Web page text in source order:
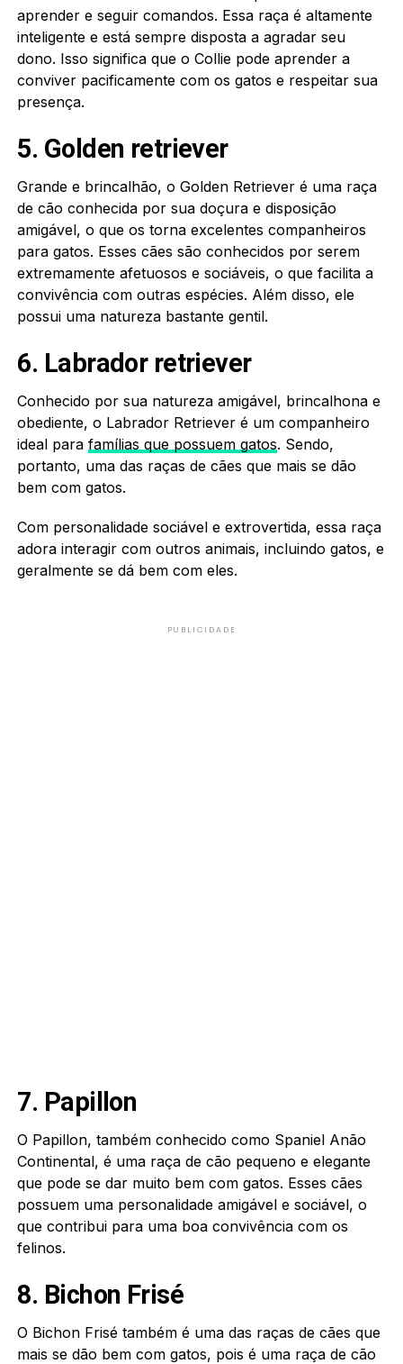
aprender e seguir comandos. Essa raça é altamente
inteligente e está sempre disposta a agradar seu
dono. Isso significa que o Collie pode aprender a
conviver pacificamente com os gatos e respeitar sua
presença.
5. Golden retriever
Grande e brincalhão, o Golden Retriever é uma raça
de cão conhecida por sua doçura e disposição
amigável, o que os torna excelentes companheiros
para gatos. Esses cães são conhecidos por serem
extremamente afetuosos e sociáveis, o que facilita a
convivência com outras espécies. Além disso, ele
possui uma natureza bastante gentil.
6. Labrador retriever
Conhecido por sua natureza amigável, brincalhona e
obediente, o Labrador Retriever é um companheiro
ideal para famílias que possuem gatos. Sendo,
portanto, uma das raças de cães que mais se dão
bem com gatos.
Com personalidade sociável e extrovertida, essa raça
adora interagir com outros animais, incluindo gatos, e
geralmente se dá bem com eles.
PUBLICIDADE
7. Papillon
O Papillon, também conhecido como Spaniel Anão
Continental, é uma raça de cão pequeno e elegante
que pode se dar muito bem com gatos. Esses cães
possuem uma personalidade amigável e sociável, o
que contribui para uma boa convivência com os
felinos.
8. Bichon Frisé
O Bichon Frisé também é uma das raças de cães que
mais se dão bem com gatos, pois é uma raça de cão